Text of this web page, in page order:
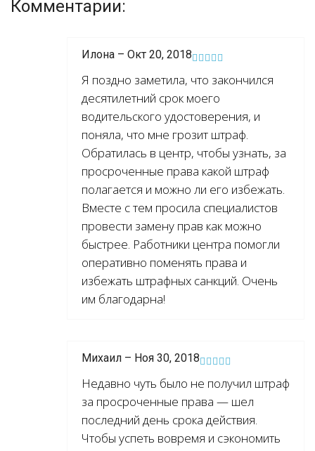
Комментарии:
Илона – Окт 20, 2018
Я поздно заметила, что закончился
десятилетний срок моего
водительского удостоверения, и
поняла, что мне грозит штраф.
Обратилась в центр, чтобы узнать, за
просроченные права какой штраф
полагается и можно ли его избежать.
Вместе с тем просила специалистов
провести замену прав как можно
быстрее. Работники центра помогли
оперативно поменять права и
избежать штрафных санкций. Очень
им благодарна!
Михаил – Ноя 30, 2018
Недавно чуть было не получил штраф
за просроченные права — шел
последний день срока действия.
Чтобы успеть вовремя и сэкономить